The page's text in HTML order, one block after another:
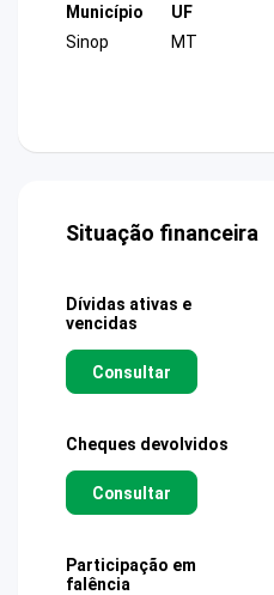
Município
Sinop
UF
MT
Situação financeira
Dívidas ativas e
vencidas
Consultar
Cheques devolvidos
Consultar
Participação em
falência